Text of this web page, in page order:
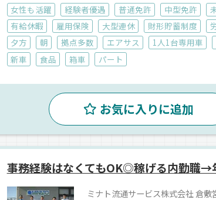
女性も活躍 経験者優遇 普通免許 中型免許
有給休暇
雇用保険 大型連休 財形貯蓄制度
夕方
朝 拠点多数 エアサス 1人1台専用車
新車
食品 箱車 パート
お気に入りに追加
事務経験はなくてもOK◎稼げる内勤職
ミナト流通サービス株式会社 倉敷